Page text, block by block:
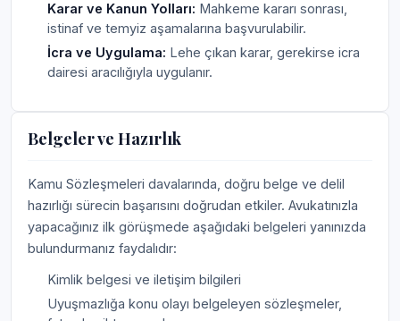
Karar ve Kanun Yolları: Mahkeme kararı sonrası,
istinaf ve temyiz aşamalarına başvurulabilir.
İcra ve Uygulama: Lehe çıkan karar, gerekirse icra
dairesi aracılığıyla uygulanır.
Belgeler ve Hazırlık
Kamu Sözleşmeleri davalarında, doğru belge ve delil
hazırlığı sürecin başarısını doğrudan etkiler. Avukatınızla
yapacağınız ilk görüşmede aşağıdaki belgeleri yanınızda
bulundurmanız faydalıdır:
Kimlik belgesi ve iletişim bilgileri
Uyuşmazlığa konu olayı belgeleyen sözleşmeler,